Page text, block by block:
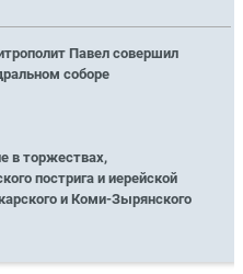
Павел совершил
соборе
в торжествах,
пострига и иерейской
и Коми-Зырянского